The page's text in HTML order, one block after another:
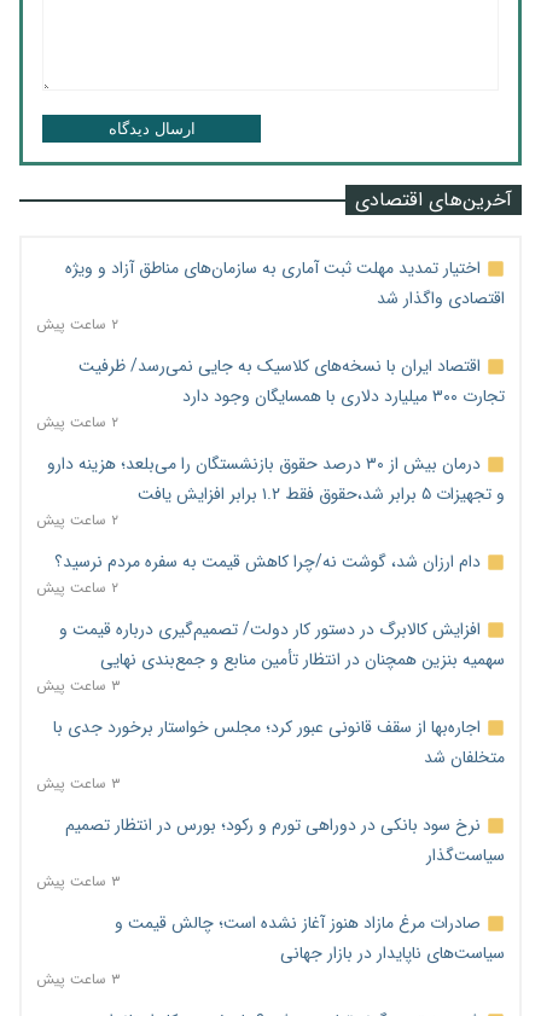
ارسال دیدگاه
آخرین‌های اقتصادی
اختیار تمدید مهلت ثبت آماری به سازمان‌های مناطق آزاد و ویژه
اقتصادی واگذار شد
۲ ساعت پیش
اقتصاد ایران با نسخه‌های کلاسیک به جایی نمی‌رسد/ ظرفیت
تجارت ۳۰۰ میلیارد دلاری با همسایگان وجود دارد
۲ ساعت پیش
درمان بیش از ۳۰ درصد حقوق بازنشستگان را می‌بلعد؛ هزینه دارو
و تجهیزات ۵ برابر شد،حقوق فقط ۱.۲ برابر افزایش یافت
۲ ساعت پیش
دام ارزان شد، گوشت نه/چرا کاهش قیمت به سفره مردم نرسید؟
۲ ساعت پیش
افزایش کالابرگ در دستور کار دولت/ تصمیم‌گیری درباره قیمت و
سهمیه بنزین همچنان در انتظار تأمین منابع و جمع‌بندی نهایی
۳ ساعت پیش
اجاره‌بها از سقف قانونی عبور کرد؛ مجلس خواستار برخورد جدی با
متخلفان شد
۳ ساعت پیش
نرخ سود بانکی در دوراهی تورم و رکود؛ بورس در انتظار تصمیم
سیاست‌گذار
۳ ساعت پیش
صادرات مرغ مازاد هنوز آغاز نشده است؛ چالش قیمت و
سیاست‌های ناپایدار در بازار جهانی
۳ ساعت پیش